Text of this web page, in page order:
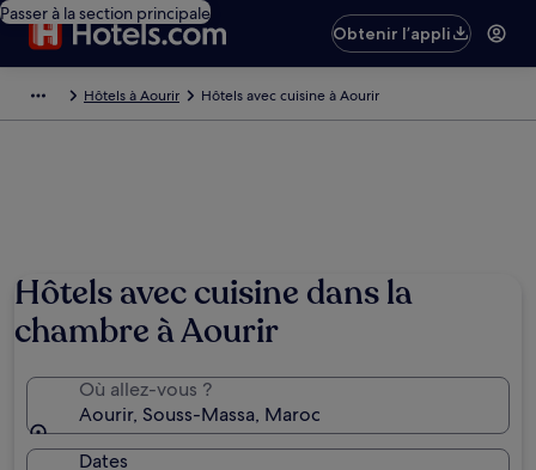
Passer à la section principale
Obtenir l’appli
Hôtels à Aourir Hôtels avec cuisine à Aourir
Hôtels avec cuisine dans la
chambre à Aourir
Où allez-vous ?
Aourir, Souss-Massa, Maroc
Dates